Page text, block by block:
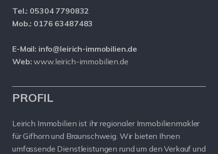
Tel.: 05304 7790832
Mob.: 0176 63487483
E-Mail: info@leirich-immobilien.de
Web: www.leirich-immobilien.de
PROFIL
Leirich Immobilien ist ihr regionaler Immobilienmakler
für Gifhorn und Braunschweig. Wir bieten Ihnen
umfassende Dienstleistungen rund um den Verkauf und